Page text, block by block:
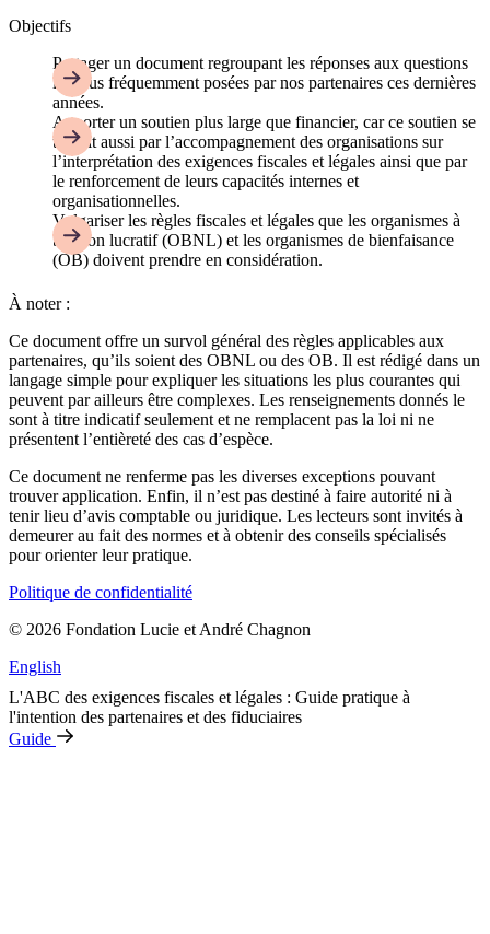
Objectifs
Partager un document regroupant les réponses aux questions
les plus fréquemment posées par nos partenaires ces dernières
années.
Apporter un soutien plus large que financier, car ce soutien se
traduit aussi par l’accompagnement des organisations sur
l’interprétation des exigences fiscales et légales ainsi que par
le renforcement de leurs capacités internes et
organisationnelles.
Vulgariser les règles fiscales et légales que les organismes à
but non lucratif (OBNL) et les organismes de bienfaisance
(OB) doivent prendre en considération.
À noter :
Ce document offre un survol général des règles applicables aux
partenaires, qu’ils soient des OBNL ou des OB. Il est rédigé dans un
langage simple pour expliquer les situations les plus courantes qui
peuvent par ailleurs être complexes. Les renseignements donnés le
sont à titre indicatif seulement et ne remplacent pas la loi ni ne
présentent l’entièreté des cas d’espèce.
Ce document ne renferme pas les diverses exceptions pouvant
trouver application. Enfin, il n’est pas destiné à faire autorité ni à
tenir lieu d’avis comptable ou juridique. Les lecteurs sont invités à
demeurer au fait des normes et à obtenir des conseils spécialisés
pour orienter leur pratique.
Politique de confidentialité
© 2026 Fondation Lucie et André Chagnon
English
L'ABC des exigences fiscales et légales : Guide pratique à
l'intention des partenaires et des fiduciaires
Guide